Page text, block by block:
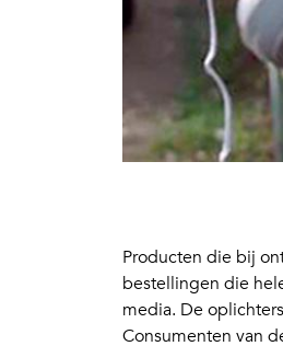
Producten die bij
bestellingen die
media. De
Consumenten van